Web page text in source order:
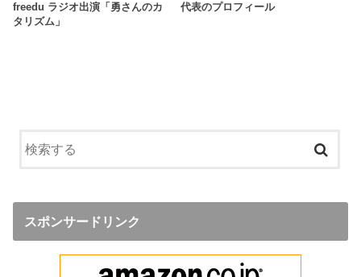
freedu ラジオ出演「勇さんのカ
タリズム」
代表のプロフィール
スポンサードリンク